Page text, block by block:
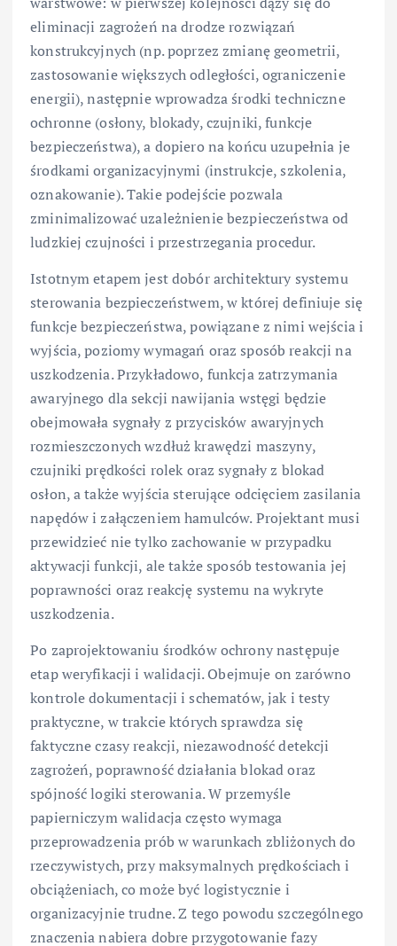
eliminacji zagrożeń na drodze rozwiązań
konstrukcyjnych (np. poprzez zmianę geometrii,
zastosowanie większych odległości, ograniczenie
energii), następnie wprowadza środki techniczne
ochronne (osłony, blokady, czujniki, funkcje
bezpieczeństwa), a dopiero na końcu uzupełnia je
środkami organizacyjnymi (instrukcje, szkolenia,
oznakowanie). Takie podejście pozwala
zminimalizować uzależnienie bezpieczeństwa od
ludzkiej czujności i przestrzegania procedur.
Istotnym etapem jest dobór architektury systemu
sterowania bezpieczeństwem, w której definiuje się
funkcje bezpieczeństwa, powiązane z nimi wejścia i
wyjścia, poziomy wymagań oraz sposób reakcji na
uszkodzenia. Przykładowo, funkcja zatrzymania
awaryjnego dla sekcji nawijania wstęgi będzie
obejmowała sygnały z przycisków awaryjnych
rozmieszczonych wzdłuż krawędzi maszyny,
czujniki prędkości rolek oraz sygnały z blokad
osłon, a także wyjścia sterujące odcięciem zasilania
napędów i załączeniem hamulców. Projektant musi
przewidzieć nie tylko zachowanie w przypadku
aktywacji funkcji, ale także sposób testowania jej
poprawności oraz reakcję systemu na wykryte
uszkodzenia.
Po zaprojektowaniu środków ochrony następuje
etap weryfikacji i walidacji. Obejmuje on zarówno
kontrole dokumentacji i schematów, jak i testy
praktyczne, w trakcie których sprawdza się
faktyczne czasy reakcji, niezawodność detekcji
zagrożeń, poprawność działania blokad oraz
spójność logiki sterowania. W przemyśle
papierniczym walidacja często wymaga
przeprowadzenia prób w warunkach zbliżonych do
rzeczywistych, przy maksymalnych prędkościach i
obciążeniach, co może być logistycznie i
organizacyjnie trudne. Z tego powodu szczególnego
znaczenia nabiera dobre przygotowanie fazy